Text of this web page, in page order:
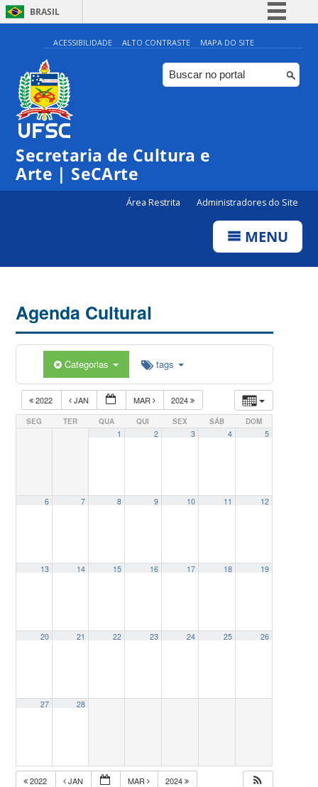
BRASIL
Simplifique!
Comunica BR
Participe
ACESSIBILIDADE ALTO CONTRASTE MAPA DO SITE
Secretaria de Cultura e
Arte | SeCArte
Área Restrita Administradores do Site
MENU
Agenda Cultural
Categorias tags
2022 JAN MAR 2024
SEG TER QUA QUI SEX SÁB DOM
1 2 3 4 5
6 7 8 9 10 11 12
13 14 15 16 17 18 19
20 21 22 23 24 25 26
27 28
2022 JAN MAR 2024